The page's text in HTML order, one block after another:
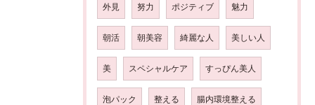
外見 努力 ポジティブ 魅力
朝活 朝美容 綺麗な人 美しい人
美 スペシャルケア すっぴん美人
泡パック 整える 腸内環境整える